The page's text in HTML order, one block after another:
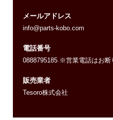
メールアドレス
info@parts-kobo.com
電話番号
0888795185 ※営業電話はお断
販売業者
Tesoro株式会社